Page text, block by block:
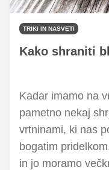
TRIKI IN NASVETI
Kako shraniti
Kadar imamo na
pametno nekaj
vrtninami, ki nas
bogatim
in jo moramo